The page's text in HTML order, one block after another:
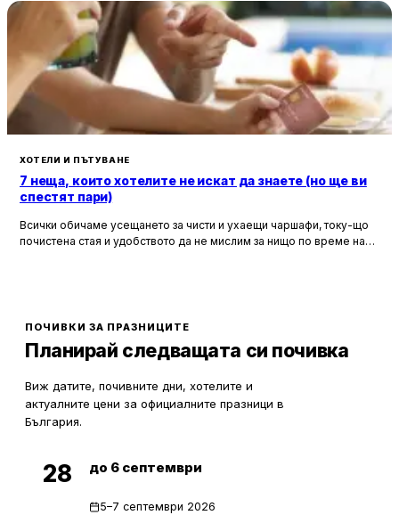
ХОТЕЛИ И ПЪТУВАНЕ
7 неща, които хотелите не искат да знаете (но ще ви
спестят пари)
Всички обичаме усещането за чисти и ухаещи чаршафи, току-що
почистена стая и удобството да не мислим за нищо по време на
ПОЧИВКИ ЗА ПРАЗНИЦИТЕ
Планирай следващата си почивка
Виж датите, почивните дни, хотелите и
актуалните цени за официалните празници в
България.
28 до 6 септември
5–7 септември 2026